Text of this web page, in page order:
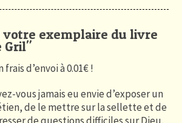
votre exemplaire du livre
Gril"
d’envoi à 0.01€ !
vous jamais eu envie d’exposer un
de le mettre sur la sellette et de